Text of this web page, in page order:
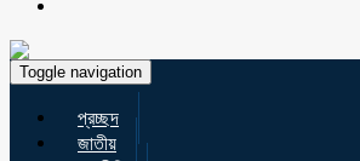
Toggle navigation
প্রচ্ছদ
জাতীয়